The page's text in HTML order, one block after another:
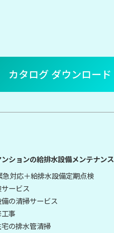
カタログ ダウンロード
ションの給排水設備メンテナンス
急対応＋給排水設備定期点検
ービス
の清掃サービス
事
の排水管清掃